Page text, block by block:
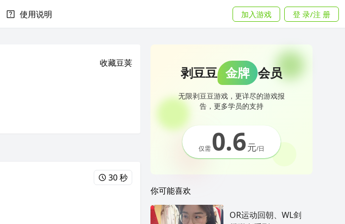
使用说明 加入游戏 登 录/注 册
收藏豆荚
30 秒
剥豆豆 金牌 会员
无限剥豆豆游戏，更详尽的游戏报
告，更多学员的支持
仅需0.6元/日
你可能喜欢
OR运动回朝、WL剑